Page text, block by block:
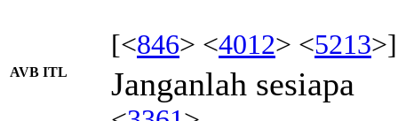
[<846> <4012> <5213>]
AVB ITL Janganlah sesiapa